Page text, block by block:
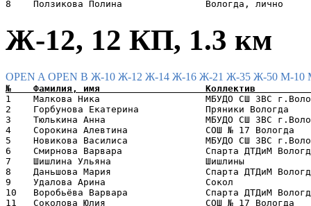
Ж-12, 12 КП, 1.3 км
OPEN A OPEN B Ж-10 Ж-12 Ж-14 Ж-16 Ж-21 Ж-35 Ж-50 М-10
1    Малкова Ника                   МБУДО СШ ЗВС
2    Горбунова Екатерина            Пряники
3    Тюлькина Анна                  МБУДО СШ ЗВС
4    Сорокина Алевтина              СОШ № 17
5    Новикова Василиса              МБУДО СШ ЗВС
6    Смирнова Варвара               Спарта ДТДиМ
7    Шишлина Ульяна                 Шишлины
8    Даньшова Мария                 Спарта ДТДиМ
9    Удалова Арина                  Сокол
10   Воробьёва Варвара              Спарта ДТДиМ
11   Соколова Юлия                  СОШ № 17